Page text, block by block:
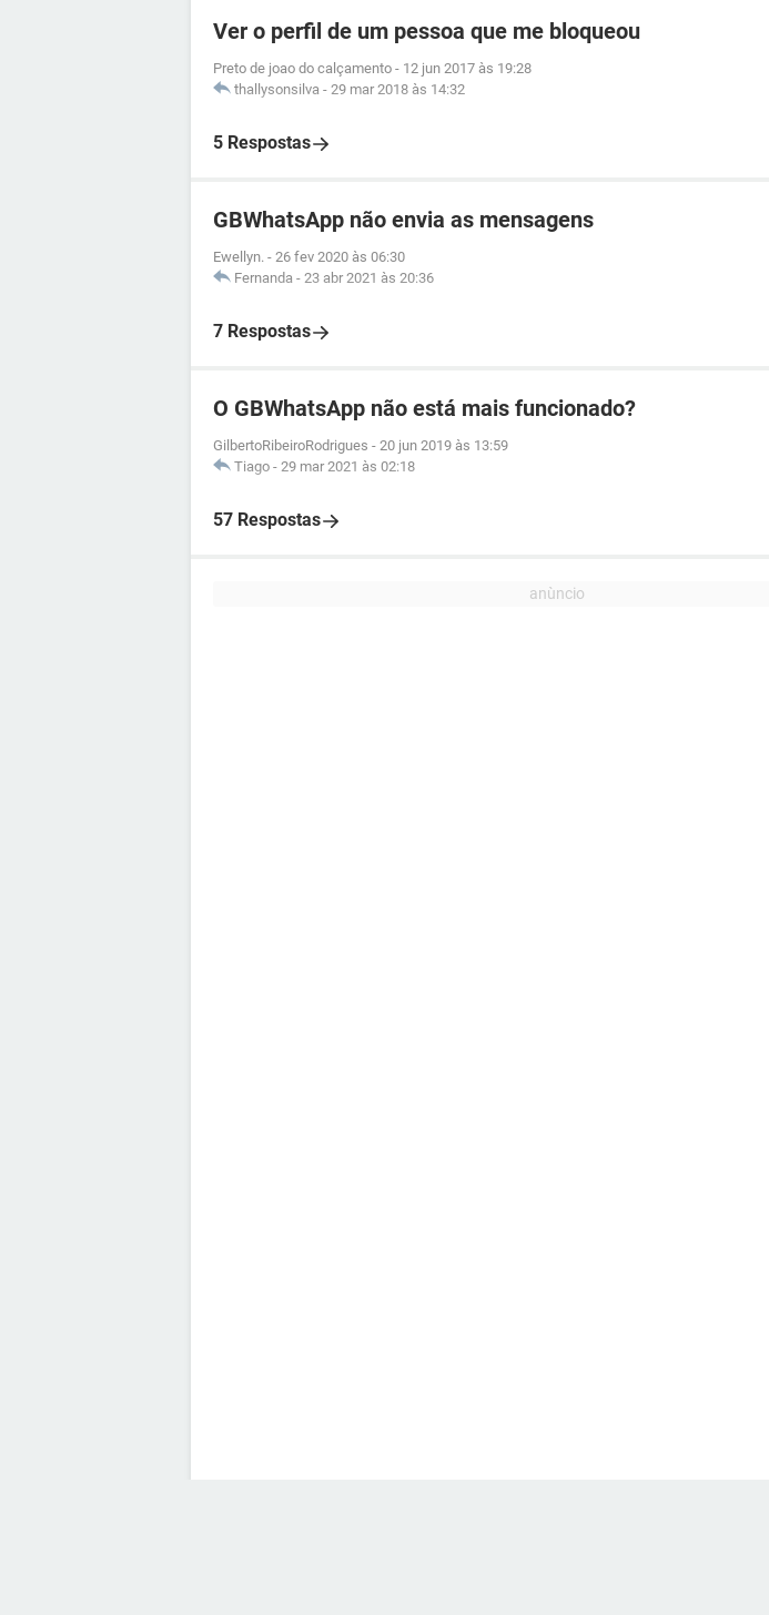
Ver o perfil de um pessoa que me bloqueou
Preto de joao do calçamento - 12 jun 2017 às 19:28
thallysonsilva - 29 mar 2018 às 14:32
5 Respostas
GBWhatsApp não envia as mensagens
Ewellyn. - 26 fev 2020 às 06:30
Fernanda - 23 abr 2021 às 20:36
7 Respostas
O GBWhatsApp não está mais funcionado?
GilbertoRibeiroRodrigues - 20 jun 2019 às 13:59
Tiago - 29 mar 2021 às 02:18
57 Respostas